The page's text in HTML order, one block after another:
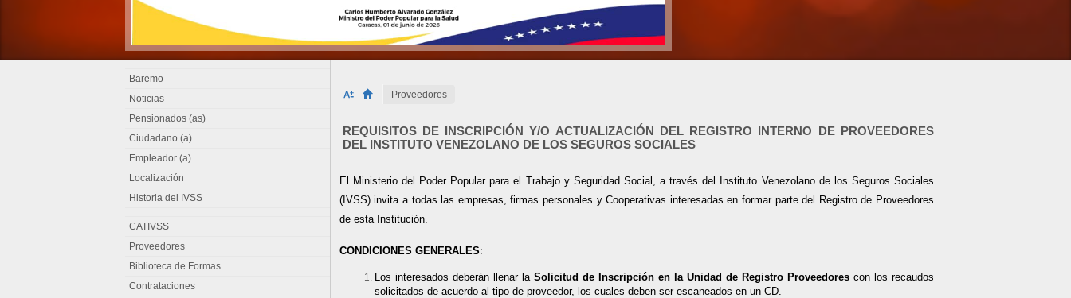
Proveedores
REQUISITOS DE INSCRIPCIÓN Y/O ACTUALIZACIÓN DEL REGISTRO INTERNO DE PROVEEDORES
DEL INSTITUTO VENEZOLANO DE LOS SEGUROS SOCIALES
El Ministerio del Poder Popular para el Trabajo y Seguridad Social, a través del Instituto Venezolano de los Seguros Sociales
(IVSS) invita a todas las empresas, firmas personales y Cooperativas interesadas en formar parte del Registro de Proveedores
de esta Institución.
CONDICIONES GENERALES:
Los interesados deberán llenar la Solicitud de Inscripción en la Unidad de Registro Proveedorescon los recaudos
solicitados de acuerdo al tipo de proveedor, los cuales deben ser escaneados en un CD.
Baremo
Noticias
Pensionados (as)
Ciudadano (a)
Empleador (a)
Localización
Historia del IVSS
CATIVSS
Proveedores
Biblioteca de Formas
Contrataciones